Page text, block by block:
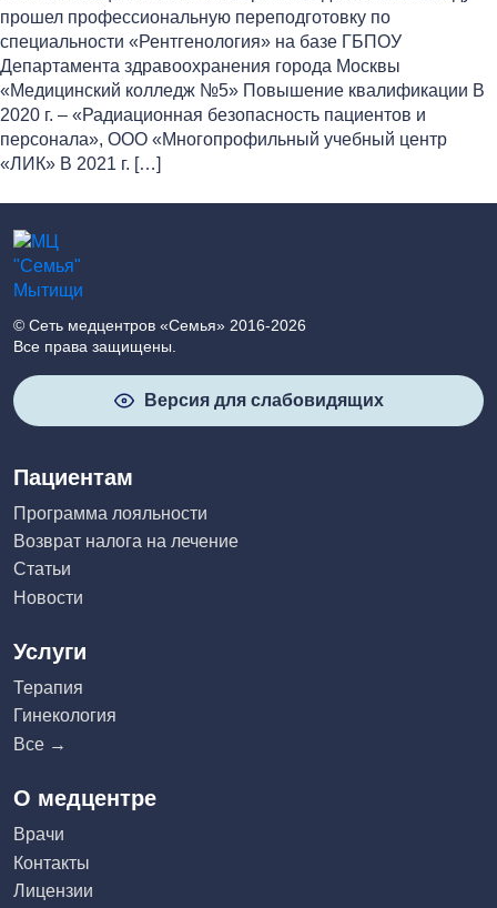
прошел профессиональную переподготовку по
специальности «Рентгенология» на базе ГБПОУ
Департамента здравоохранения города Москвы
«Медицинский колледж №5» Повышение квалификации В
2020 г. – «Радиационная безопасность пациентов и
персонала», ООО «Многопрофильный учебный центр
«ЛИК» В 2021 г. […]
© Сеть медцентров «Семья» 2016-2026
Все права защищены.
Версия для слабовидящих
Пациентам
Программа лояльности
Возврат налога на лечение
Статьи
Новости
Услуги
Терапия
Гинекология
Все →
О медцентре
Врачи
Контакты
Лицензии